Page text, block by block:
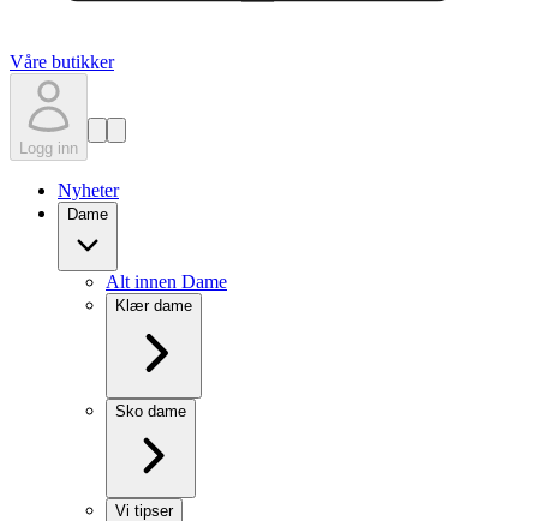
Våre butikker
Logg inn
Nyheter
Dame
Alt innen Dame
Klær dame
Sko dame
Vi tipser